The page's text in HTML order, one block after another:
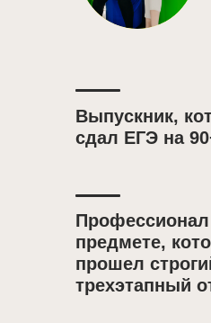
предмете,
прошел
трехэтапный
Выпускник,
сдал ЕГЭ на